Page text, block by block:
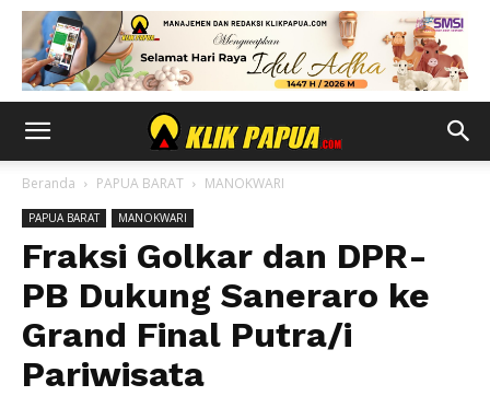
Beranda PAPUA BARAT MANOKWARI
PAPUA BARAT MANOKWARI
Fraksi Golkar dan DPR-
PB Dukung Saneraro ke
Grand Final Putra/i
Pariwisata